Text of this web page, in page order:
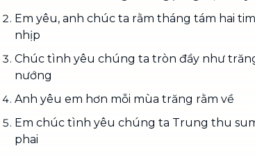
Em yêu, anh chúc ta rằm tháng tám hai
nhịp
Chúc tình yêu chúng ta tròn đầy như
nướng
Anh yêu em hơn mỗi mùa trăng rằm về
Em chúc tình yêu chúng ta Trung thu
phai